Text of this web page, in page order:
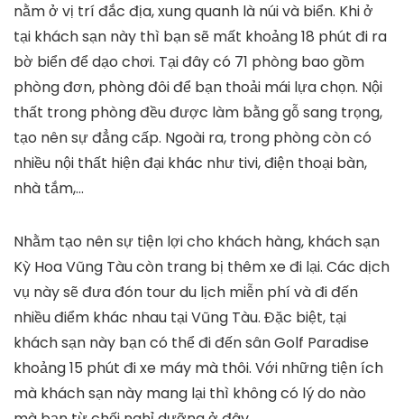
nằm ở vị trí đắc địa, xung quanh là núi và biển. Khi ở
tại khách sạn này thì bạn sẽ mất khoảng 18 phút đi ra
bờ biển để dạo chơi. Tại đây có 71 phòng bao gồm
phòng đơn, phòng đôi để bạn thoải mái lựa chọn. Nội
thất trong phòng đều được làm bằng gỗ sang trọng,
tạo nên sự đẳng cấp. Ngoài ra, trong phòng còn có
nhiều nội thất hiện đại khác như tivi, điện thoại bàn,
nhà tắm,…
Nhằm tạo nên sự tiện lợi cho khách hàng, khách sạn
Kỳ Hoa Vũng Tàu còn trang bị thêm xe đi lại. Các dịch
vụ này sẽ đưa đón tour du lịch miễn phí và đi đến
nhiều điểm khác nhau tại Vũng Tàu. Đặc biệt, tại
khách sạn này bạn có thể đi đến sân Golf Paradise
khoảng 15 phút đi xe máy mà thôi. Với những tiện ích
mà khách sạn này mang lại thì không có lý do nào